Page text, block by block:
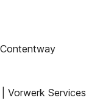
Vorwerk Services